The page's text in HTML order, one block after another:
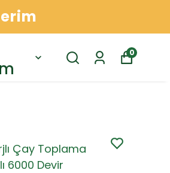
0
Çay Toplama
6000 Devir